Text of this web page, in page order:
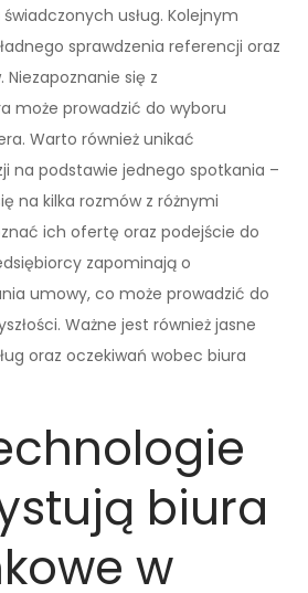
usług. Kolejnym
sprawdzenia referencji oraz
się z
może prowadzić do wyboru
Warto również unikać
na podstawie jednego spotkania –
na kilka rozmów z różnymi
ich ofertę oraz podejście do
zapominają o
umowy, co może prowadzić do
Ważne jest również jasne
oraz oczekiwań wobec biura
biura
w